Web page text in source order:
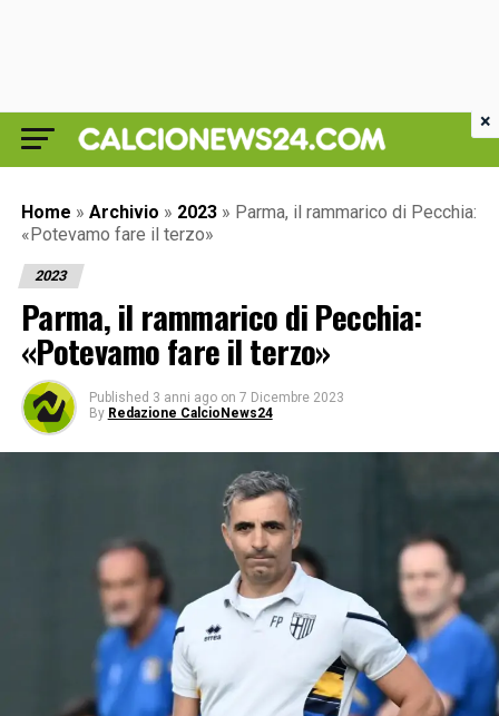
Home » Archivio » 2023 » Parma, il rammarico di Pecchia:
«Potevamo fare il terzo»
2023
Parma, il rammarico di Pecchia:
«Potevamo fare il terzo»
Published 3 anni ago on 7 Dicembre 2023
By Redazione CalcioNews24
×